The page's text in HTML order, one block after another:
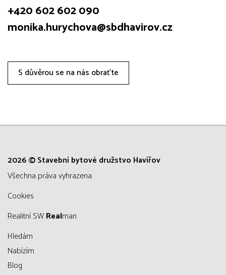
+420 602 602 090
monika.hurychova@sbdhavirov.cz
S důvěrou se na nás obraťte
2026 © Stavební bytové družstvo Havířov
všechna práva vyhrazena
Cookies
Realitní SWRealman
Hledám
Nabízím
Blog